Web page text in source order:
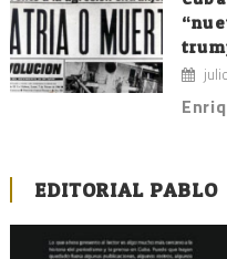
EDITORIAL PABLO